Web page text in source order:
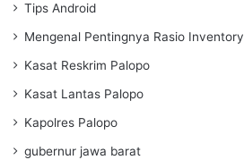
Tips Android
Mengenal Pentingnya Rasio Inventory
Kasat Reskrim Palopo
Kasat Lantas Palopo
Kapolres Palopo
gubernur jawa barat